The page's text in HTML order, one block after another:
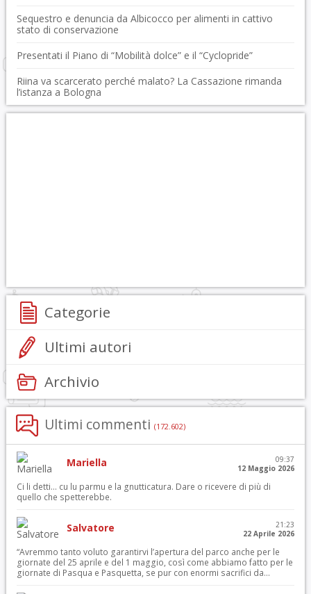
Sequestro e denuncia da Albicocco per alimenti in cattivo
stato di conservazione
Presentati il Piano di “Mobilità dolce” e il “Cyclopride”
Riina va scarcerato perché malato? La Cassazione rimanda
l’istanza a Bologna
Categorie
Ultimi autori
Archivio
Ultimi commenti (172.602)
Mariella
09:37
12 Maggio 2026
Ci li detti… cu lu parmu e la gnutticatura. Dare o ricevere di più di
quello che spetterebbe.
Salvatore
21:23
22 Aprile 2026
“Avremmo tanto voluto garantirvi l’apertura del parco anche per le
giornate del 25 aprile e del 1 maggio, così come abbiamo fatto per le
giornate di Pasqua e Pasquetta, se pur con enormi sacrifici da...